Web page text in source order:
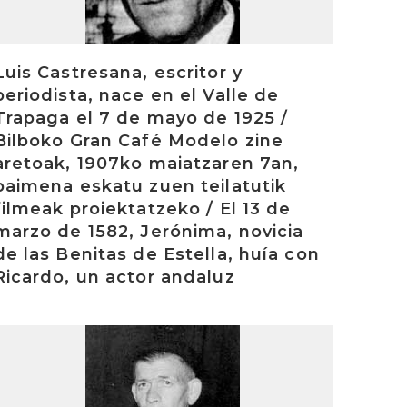
Castresana, escritor y
nace en el Valle de
el 7 de mayo de 1925 /
Gran Café Modelo zine
1907ko maiatzaren 7an,
eskatu zuen teilatutik
proiektatzeko / El 13 de
de 1582, Jerónima, novicia
las Benitas de Estella, huía con
un actor andaluz